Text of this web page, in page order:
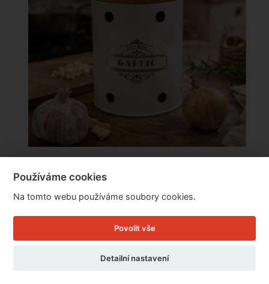
bambusovým víkem 13 × 11 × 11 cm
Cena: 279 Kč
Doručíme do: 7.8.
Používáme cookies
Na tomto webu používáme soubory cookies.
Povolit vše
Detailní nastavení